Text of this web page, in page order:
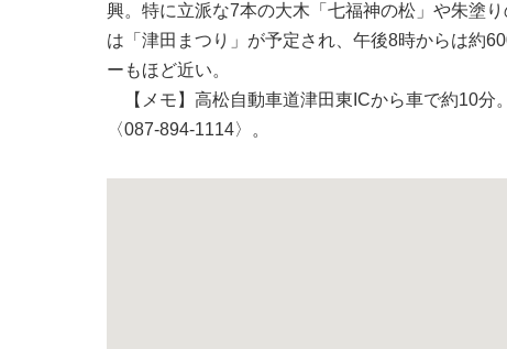
興。特に立派な7本の大木「七福神の松」や朱塗
は「津田まつり」が予定され、午後8時からは約
ーもほど近い。
【メモ】高松自動車道津田東ICから車で約10分
〈087-894-1114〉。